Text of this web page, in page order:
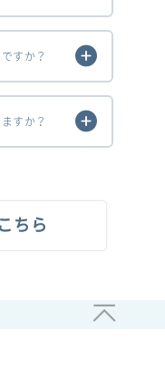
すか？
すか？
ちら